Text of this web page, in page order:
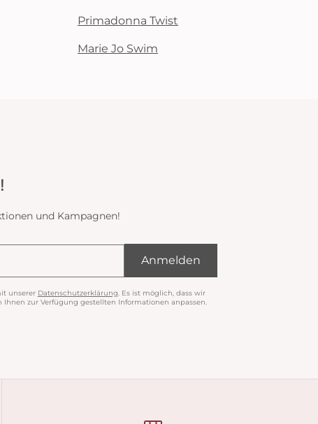
Primadonna Twist
Marie Jo Swim
und Kampagnen!
unserer Datenschutzerklärung . Es ist möglich, dass wir
zur Verfügung gestellten Informationen anpassen.
Anmelden